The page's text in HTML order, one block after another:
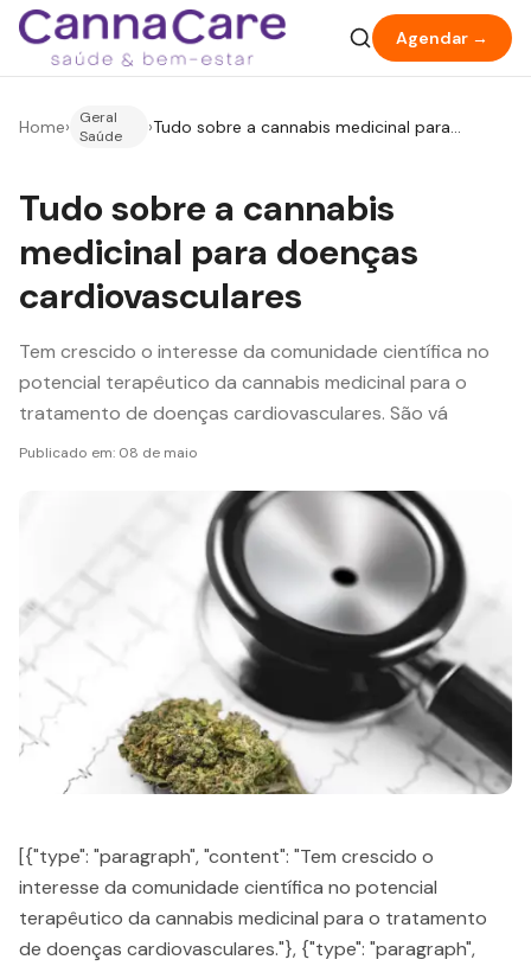
Agendar →
Home›
Geral
Saúde
›Tudo sobre a cannabis medicinal para
Tudo sobre a cannabis
medicinal para doenças
cardiovasculares
Tem crescido o interesse da comunidade científica no
potencial terapêutico da cannabis medicinal para o
tratamento de doenças cardiovasculares. São vá
Publicado em: 08 de maio
[{"type": "paragraph", "content": "Tem crescido o
interesse da comunidade científica no potencial
terapêutico da cannabis medicinal para o tratamento
de doenças cardiovasculares."}, {"type": "paragraph",